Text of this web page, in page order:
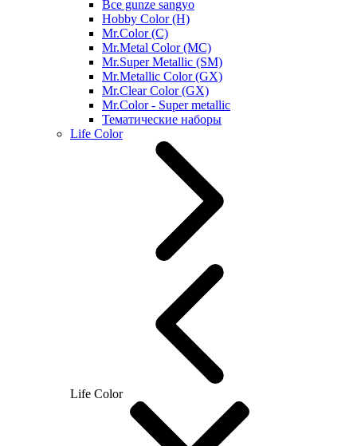
Все gunze sangyo
Hobby Color (H)
Mr.Color (C)
Mr.Metal Color (MC)
Mr.Super Metallic (SM)
Mr.Metallic Color (GX)
Mr.Clear Color (GX)
Mr.Color - Super metallic
Тематические наборы
Life Color
Life Color